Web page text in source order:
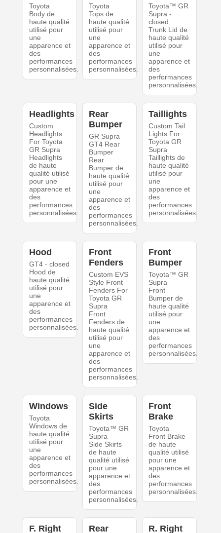
Toyota
Body de
haute qualité
utilisé pour
une
apparence et
des
performances
personnalisées.
Toyota
Tops de
haute qualité
utilisé pour
une
apparence et
des
performances
personnalisées.
Toyota™ GR
Supra -
closed
Trunk Lid de
haute qualité
utilisé pour
une
apparence et
des
performances
personnalisées.
Headlights
Custom
Headlights
For Toyota
GR Supra
Headlights
de haute
qualité utilisé
pour une
apparence et
des
performances
personnalisées.
Rear
Bumper
GR Supra
GT4 Rear
Bumper
Rear
Bumper de
haute qualité
utilisé pour
une
apparence et
des
performances
personnalisées.
Taillights
Custom Tail
Lights For
Toyota GR
Supra
Taillights de
haute qualité
utilisé pour
une
apparence et
des
performances
personnalisées.
Hood
GT4 - closed
Hood de
haute qualité
utilisé pour
une
apparence et
des
performances
personnalisées.
Front
Fenders
Custom EVS
Style Front
Fenders For
Toyota GR
Supra
Front
Fenders de
haute qualité
utilisé pour
une
apparence et
des
performances
personnalisées.
Front
Bumper
Toyota™ GR
Supra
Front
Bumper de
haute qualité
utilisé pour
une
apparence et
des
performances
personnalisées.
Windows
Toyota
Windows de
haute qualité
utilisé pour
une
apparence et
des
performances
personnalisées.
Side
Skirts
Toyota™ GR
Supra
Side Skirts
de haute
qualité utilisé
pour une
apparence et
des
performances
personnalisées.
Front
Brake
Toyota
Front Brake
de haute
qualité utilisé
pour une
apparence et
des
performances
personnalisées.
F. Right Rear R. Right